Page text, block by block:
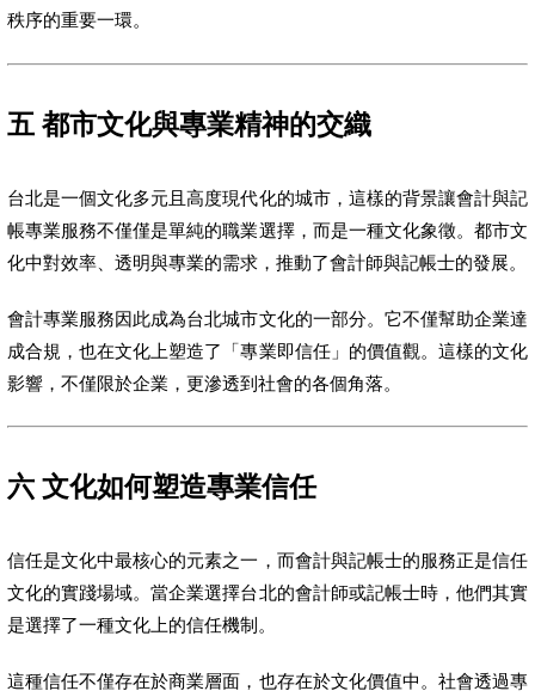
秩序的重要一環。
五 都市文化與專業精神的交織
台北是一個文化多元且高度現代化的城市，這樣的背景讓會計與記
帳專業服務不僅僅是單純的職業選擇，而是一種文化象徵。都市文
化中對效率、透明與專業的需求，推動了會計師與記帳士的發展。
會計專業服務因此成為台北城市文化的一部分。它不僅幫助企業達
成合規，也在文化上塑造了「專業即信任」的價值觀。這樣的文化
影響，不僅限於企業，更滲透到社會的各個角落。
六 文化如何塑造專業信任
信任是文化中最核心的元素之一，而會計與記帳士的服務正是信任
文化的實踐場域。當企業選擇台北的會計師或記帳士時，他們其實
是選擇了一種文化上的信任機制。
這種信任不僅存在於商業層面，也存在於文化價值中。社會透過專